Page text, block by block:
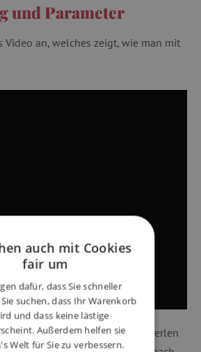
und Parameter
Video an, welches zeigt, wie man mit
Hama Midi. Mit den Perlen
auch mit Cookies
fair um
dafür, dass Sie schneller
suchen, dass Ihr Warenkorb
und dass keine lästige
Außerdem helfen sie
Welt für Sie zu verbessern.